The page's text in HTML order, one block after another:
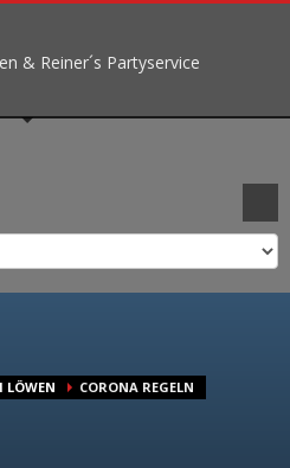
& Reiner´s Partyservice
LÖWEN CORONA REGELN